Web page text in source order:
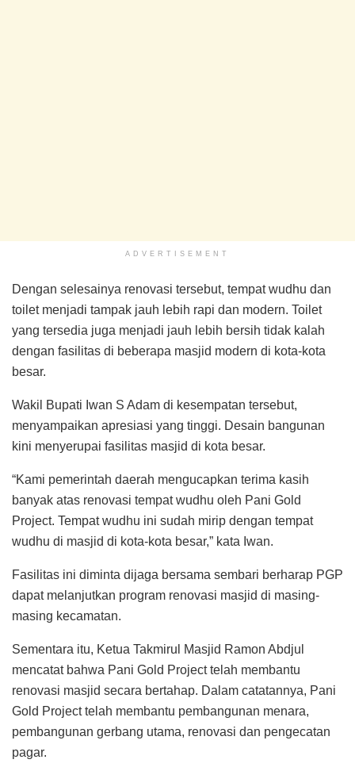
ADVERTISEMENT
Dengan selesainya renovasi tersebut, tempat wudhu dan
toilet menjadi tampak jauh lebih rapi dan modern. Toilet
yang tersedia juga menjadi jauh lebih bersih tidak kalah
dengan fasilitas di beberapa masjid modern di kota-kota
besar.
Wakil Bupati Iwan S Adam di kesempatan tersebut,
menyampaikan apresiasi yang tinggi. Desain bangunan
kini menyerupai fasilitas masjid di kota besar.
“Kami pemerintah daerah mengucapkan terima kasih
banyak atas renovasi tempat wudhu oleh Pani Gold
Project. Tempat wudhu ini sudah mirip dengan tempat
wudhu di masjid di kota-kota besar,” kata Iwan.
Fasilitas ini diminta dijaga bersama sembari berharap PGP
dapat melanjutkan program renovasi masjid di masing-
masing kecamatan.
Sementara itu, Ketua Takmirul Masjid Ramon Abdjul
mencatat bahwa Pani Gold Project telah membantu
renovasi masjid secara bertahap. Dalam catatannya, Pani
Gold Project telah membantu pembangunan menara,
pembangunan gerbang utama, renovasi dan pengecatan
pagar.